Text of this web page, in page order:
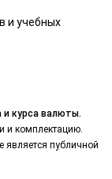
и учебных
и курса валюты.
и комплектацию.
является публичной